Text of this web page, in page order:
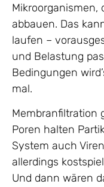
Mikroorganismen,
abbauen. Das
laufen –
und Belastung
Bedingungen
mal.
Membranfiltration
Poren halten
System auch
allerdings
Und dann wären